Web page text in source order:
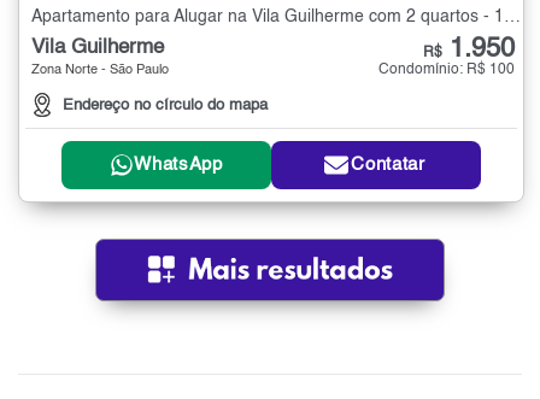
Vila Guilherme
Zona Norte - São Paulo
Endereço no círculo do mapa
R$ 1.950
Condomínio: R$ 100
WhatsApp Contatar